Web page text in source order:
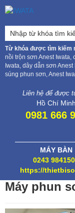
Từ khóa được tìm kiếm
nồi trộn sơn Anest Iwata,
Iwata, dây dẫn sơn
súng phun sơn, Anest
Liên hệ để được
Hồ Chí Minh
0981 666
MÁY BÀN
0243
https://
Máy phun